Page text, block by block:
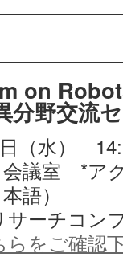
on
分野交流
（水）
室 *アク
語）
ーチコン
らをご確認